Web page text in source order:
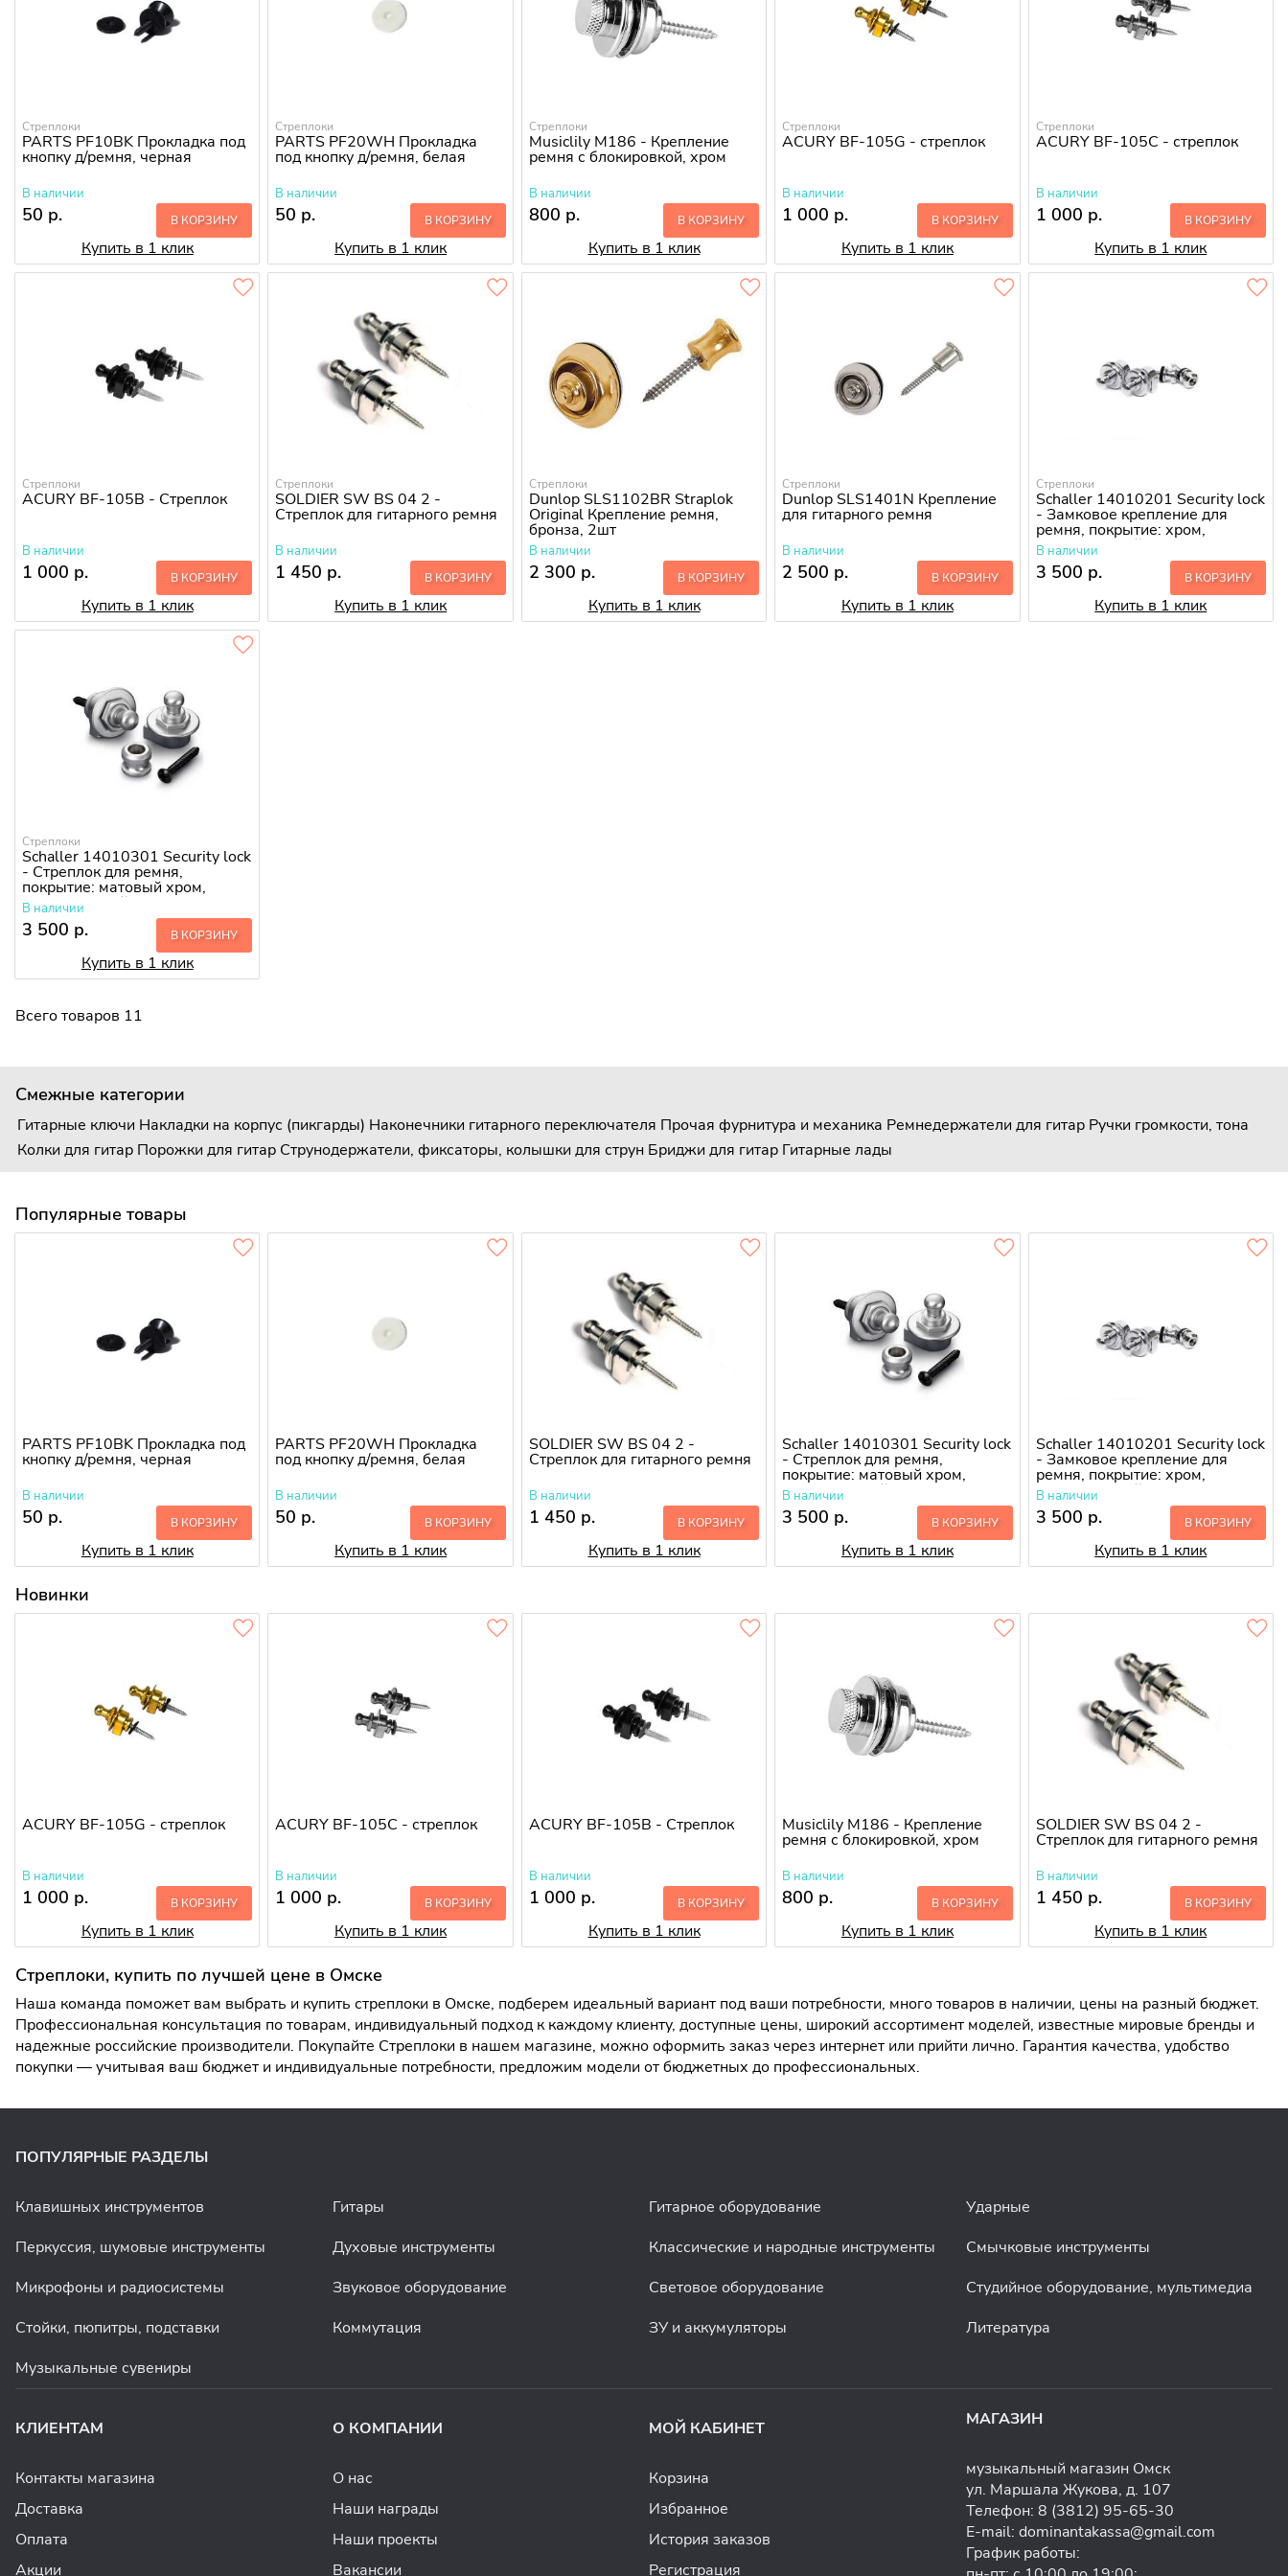
Стреплоки
PARTS PF10BK Прокладка под
кнопку д/ремня, черная
В наличии
50 р. В КОРЗИНУ
Купить в 1 клик
Стреплоки
PARTS PF20WH Прокладка
под кнопку д/ремня, белая
В наличии
50 р. В КОРЗИНУ
Купить в 1 клик
Стреплоки
Musiclily M186 - Крепление
ремня с блокировкой, хром
В наличии
800 р. В КОРЗИНУ
Купить в 1 клик
Стреплоки
ACURY BF-105G - стреплок
В наличии
1 000 р. В КОРЗИНУ
Купить в 1 клик
Стреплоки
ACURY BF-105C - стреплок
В наличии
1 000 р. В КОРЗИНУ
Купить в 1 клик
Стреплоки
ACURY BF-105B - Cтреплок
В наличии
1 000 р. В КОРЗИНУ
Купить в 1 клик
Стреплоки
SOLDIER SW BS 04 2 -
Стреплок для гитарного ремня
В наличии
1 450 р. В КОРЗИНУ
Купить в 1 клик
Стреплоки
Dunlop SLS1102BR Straplok
Original Крепление ремня,
бронза, 2шт
В наличии
2 300 р. В КОРЗИНУ
Купить в 1 клик
Стреплоки
Dunlop SLS1401N Крепление
для гитарного ремня
В наличии
2 500 р. В КОРЗИНУ
Купить в 1 клик
Стреплоки
Schaller 14010201 Security lock
- Замковое крепление для
ремня, покрытие: хром,
полированный, упаков
В наличии
3 500 р. В КОРЗИНУ
Купить в 1 клик
Стреплоки
Schaller 14010301 Security lock
- Стреплок для ремня,
покрытие: матовый хром,
полированный
В наличии
3 500 р. В КОРЗИНУ
Купить в 1 клик
Всего товаров 11
Смежные категории
Гитарные ключи Накладки на корпус (пикгарды) Наконечники гитарного переключателя Прочая фурнитура и механика Ремнедержатели для гитар Ручки громкости, тона
Колки для гитар Порожки для гитар Струнодержатели, фиксаторы, колышки для струн Бриджи для гитар Гитарные лады
Популярные товары
PARTS PF10BK Прокладка под
кнопку д/ремня, черная
В наличии
50 р. В КОРЗИНУ
Купить в 1 клик
PARTS PF20WH Прокладка
под кнопку д/ремня, белая
В наличии
50 р. В КОРЗИНУ
Купить в 1 клик
SOLDIER SW BS 04 2 -
Стреплок для гитарного ремня
В наличии
1 450 р. В КОРЗИНУ
Купить в 1 клик
Schaller 14010301 Security lock
- Стреплок для ремня,
покрытие: матовый хром,
полированный
В наличии
3 500 р. В КОРЗИНУ
Купить в 1 клик
Schaller 14010201 Security lock
- Замковое крепление для
ремня, покрытие: хром,
полированный, упаков
В наличии
3 500 р. В КОРЗИНУ
Купить в 1 клик
Новинки
ACURY BF-105G - стреплок
В наличии
1 000 р. В КОРЗИНУ
Купить в 1 клик
ACURY BF-105C - стреплок
В наличии
1 000 р. В КОРЗИНУ
Купить в 1 клик
ACURY BF-105B - Cтреплок
В наличии
1 000 р. В КОРЗИНУ
Купить в 1 клик
Musiclily M186 - Крепление
ремня с блокировкой, хром
В наличии
800 р. В КОРЗИНУ
Купить в 1 клик
SOLDIER SW BS 04 2 -
Стреплок для гитарного ремня
В наличии
1 450 р. В КОРЗИНУ
Купить в 1 клик
Стреплоки, купить по лучшей цене в Омске
Наша команда поможет вам выбрать и купить стреплоки в Омске, подберем идеальный вариант под ваши потребности, много товаров в наличии, цены на разный бюджет.
Профессиональная консультация по товарам, индивидуальный подход к каждому клиенту, доступные цены, широкий ассортимент моделей, известные мировые бренды и
надежные российские производители. Покупайте Стреплоки в нашем магазине, можно оформить заказ через интернет или прийти лично. Гарантия качества, удобство
покупки — учитывая ваш бюджет и индивидуальные потребности, предложим модели от бюджетных до профессиональных.
ПОПУЛЯРНЫЕ РАЗДЕЛЫ
Клавишных инструментов Гитары Гитарное оборудование
Ударные
Перкуссия, шумовые инструменты
Духовые инструменты Классические и народные инструменты
Смычковые инструменты
Микрофоны и радиосистемы
Звуковое оборудование Световое оборудование
Студийное оборудование, мультимедиа
Стойки, пюпитры, подставки
Коммутация ЗУ и аккумуляторы
Литература
Музыкальные сувениры
КЛИЕНТАМ
Контакты магазина
Доставка
Оплата
Акции
О КОМПАНИИ
О нас
Наши награды
Наши проекты
Вакансии
МОЙ КАБИНЕТ
Корзина
Избранное
История заказов
Регистрация
МАГАЗИН
музыкальный магазин Омск
ул. Маршала Жукова, д. 107
Телефон: 8 (3812) 95-65-30
E-mail: dominantakassa@gmail.com
График работы: